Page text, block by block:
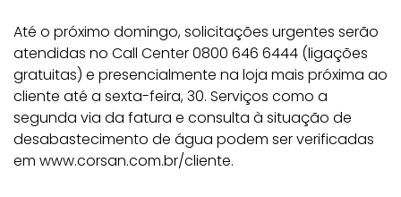
Até o próximo domingo, solicitações urgentes serão
atendidas no Call Center 0800 646 6444 (ligações
gratuitas) e presencialmente na loja mais próxima ao
cliente até a sexta-feira, 30. Serviços como a
segunda via da fatura e consulta à situação de
desabastecimento de água podem ser verificadas
em www.corsan.com.br/cliente.